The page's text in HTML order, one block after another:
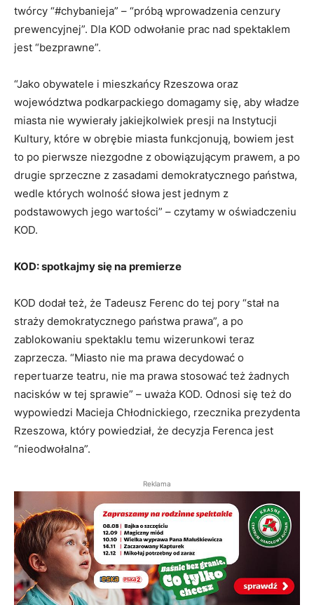
twórcy “#chybanieja” – “próbą wprowadzenia cenzury
prewencyjnej”. Dla KOD odwołanie prac nad spektaklem
jest “bezprawne”.
“Jako obywatele i mieszkańcy Rzeszowa oraz
województwa podkarpackiego domagamy się, aby władze
miasta nie wywierały jakiejkolwiek presji na Instytucji
Kultury, które w obrębie miasta funkcjonują, bowiem jest
to po pierwsze niezgodne z obowiązującym prawem, a po
drugie sprzeczne z zasadami demokratycznego państwa,
wedle których wolność słowa jest jednym z
podstawowych jego wartości” – czytamy w oświadczeniu
KOD.
KOD: spotkajmy się na premierze
KOD dodał też, że Tadeusz Ferenc do tej pory “stał na
straży demokratycznego państwa prawa”, a po
zablokowaniu spektaklu temu wizerunkowi teraz
zaprzecza. “Miasto nie ma prawa decydować o
repertuarze teatru, nie ma prawa stosować też żadnych
nacisków w tej sprawie” – uważa KOD. Odnosi się też do
wypowiedzi Macieja Chłodnickiego, rzecznika prezydenta
Rzeszowa, który powiedział, że decyzja Ferenca jest
“nieodwołalna”.
Reklama